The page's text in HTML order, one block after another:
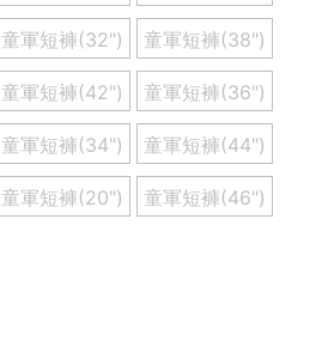
童軍短褲(32") 童軍短褲(38")
童軍短褲(42") 童軍短褲(36")
童軍短褲(34") 童軍短褲(44")
童軍短褲(20") 童軍短褲(46")